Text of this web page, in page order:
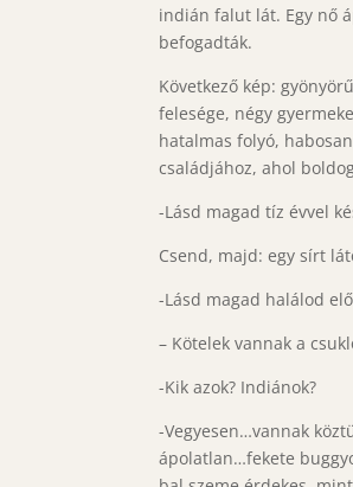
indián falut lát. Egy nő
befogadták.
Következő kép:
felesége, négy
hatalmas folyó,
családjához, ahol
-Lásd magad tíz évvel
Csend, majd: egy sírt
-Lásd magad halálod
– Kötelek vannak a
-Kik azok? Indiánok?
-Vegyesen…vannak
ápolatlan…fekete